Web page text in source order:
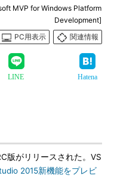
MVP for Windows Platform
Development]
PC用表示
関連情報
LINE Hatena
版がリリースされた。VS
2015新機能をプレビ